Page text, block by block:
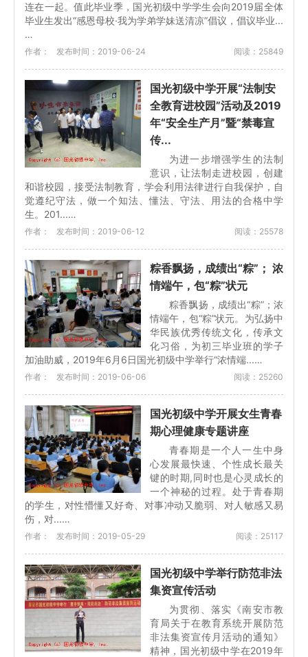
连在一起。值此毕业季，国光初级中学学生会向2019届全体
毕业生发出“感恩母校·我为学弟学妹送清凉”倡议，倡议毕业...
…
作者： 发布时间：2019-06-24 阅读：25849
国光初级中学开展“法制安
全教育进校园”活动及2019
年“安全生产月”暨“禁毒宣
传...
为进一步增强学生的法制
意识，让法制走进校园，创建
和谐校园，接受法制教育，学会利用法律进行自我保护，自
觉遵纪守法，做一个知法、懂法、守法、用法的合格中学
生。201...…
作者： 发布时间：2019-06-12 阅读：25578
粽香飘扬，成绩出“粽”； 浓
情端午，包“粽”状元
粽香飘扬，成绩出“粽”；浓
情端午，包“粽”状元。为弘扬中
华民族优秀传统文化，传承文
化习俗，为初三毕业班的学子
加油助威，2019年6月6日国光初级中学举行“浓情端...…
作者： 发布时间：2019-06-06 阅读：25260
国光初级中学开展女生青春
期心理健康专题讲座
青春期是一个人一生中身
心发展最快速、个性成长最关
键的时期,同时也是心灵成长的
一个神秘的过程。处于青春期
的学生，对性懵懂又好奇、对事冲动又脆弱、对人敏感又易
伤，对...…
作者： 发布时间：2019-05-29 阅读：25117
国光初级中学举行防范非法
集资宣传活动
为贯彻、落实《南安市教
育局关于在教育系统开展防范
非法集资宣传月活动的通知》
精神，国光初级中学在2019年